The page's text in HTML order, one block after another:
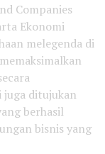
Companies
Ekonomi
melegenda di
juga ditujukan
berhasil
bisnis yang